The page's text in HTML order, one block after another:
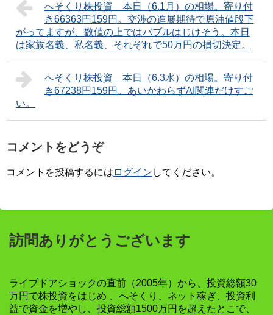
へそくり株投資 本日（6.1月）の相場。寄り付
き66363円159円。交渉の進展期待で原油値段下
がってますが、数値の上ではバブルはじけそう。本日
は家族名義、私名義、それぞれで50万円の損切決定。
へそくり株投資 本日（6.3水）の相場。寄り付
き67238円159円。あいかわらずAI関連だけすご
い。
コメントをどうぞ
コメントを投稿するには ログイン してください。
訪問ありがとうございます
ライブドアショックの直前（2005年）から、投資総額30
万円で株投資をはじめ 、へそくり、ネット稼ぎ、投資利
益で資金を増やし、投資総額1500万円を超えたとこで、